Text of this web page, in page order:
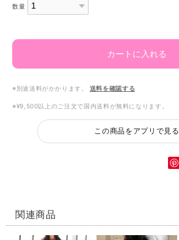
数量
カートに入れる
※別途送料がかかります。 送料を確認する
※¥9,500以上のご注文で国内送料が無料になります。
この商品をアプリで見る
関連商品